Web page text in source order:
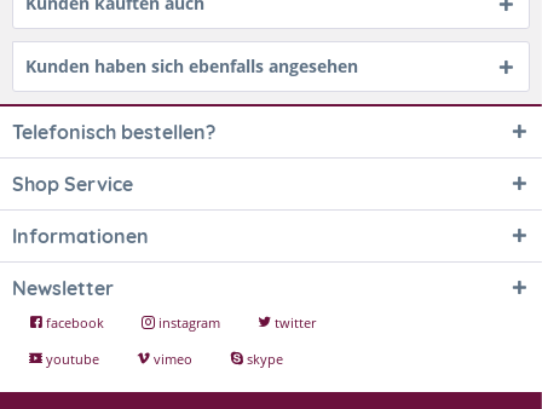
Kunden haben sich ebenfalls angesehen
Telefonisch bestellen?
Shop Service
Informationen
Newsletter
facebook instagram
twitter
youtube
vimeo skype